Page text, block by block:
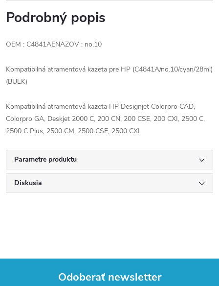
Podrobný popis
OEM : C4841AENAZOV : no.10
Kompatibilná atramentová kazeta pre HP (C4841A/no.10/cyan/28ml)
(BULK)
Kompatibilná atramentová kazeta HP Designjet Colorpro CAD,
Colorpro GA, Deskjet 2000 C, 200 CN, 200 CSE, 200 CXI, 2500 C,
2500 C Plus, 2500 CM, 2500 CSE, 2500 CXI
Parametre produktu
Diskusia
Odoberať newsletter